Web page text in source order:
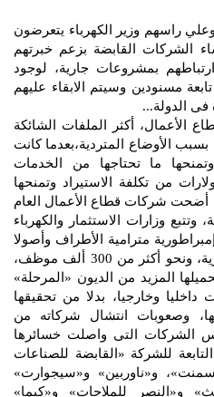
راسهم وزير الكهرباء يتعرضون
الشركات القابضة بزعم خبرتهم
بمشروعات جارية، لوجود
مسنودين وسيتم الابقاء عليهم
الدولة...
الأعمال، أكثر الملفات الشائكة
الأوضاع المتردية،بعدما كانت
ما تحتاجها من الخدمات
من تكلفة الاستيراد وتمنحها
أضحت شركات قطاع الأعمال العام
عددها إلى 150 شركة، وتتبع وزارات الاستثمار والكهرباء
مترامية الأطراف وأصولا
هائلة فى كل المحافظات المصرية، ونحو أكثر من 300 ألف موظف،
المزيد من الديون «المرحلة»
وخارجيا، بدلا من تحقيقها
وصعوبات انتشال شركاته من
الشركات التى واصلت خسائرها
للشركة «القابضة للصناعات
و«ناوربين» و«سيجوارت»
و«النصر للملاحات» و«كيما»